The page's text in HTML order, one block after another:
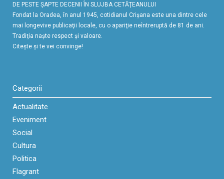
DE PESTE ŞAPTE DECENII ÎN SLUJBA CETĂŢEANULUI
Fondat la Oradea, în anul 1945, cotidianul Crişana este una dintre cele
mai longevive publicaţii locale, cu o apariţie neîntreruptă de 81 de ani.
Tradiţia naşte respect şi valoare.
Citeşte şi te vei convinge!
Categorii
Actualitate
Eveniment
Social
Cultura
Politica
Flagrant